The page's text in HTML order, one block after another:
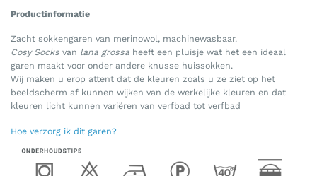
Productinformatie
Zacht sokkengaren van merinowol, machinewasbaar.
Cosy Socks van lana grossa heeft een pluisje wat het een ideaal
garen maakt voor onder andere knusse huissokken.
Wij maken u erop attent dat de kleuren zoals u ze ziet op het
beeldscherm af kunnen wijken van de werkelijke kleuren en dat
kleuren licht kunnen variëren van verfbad tot verfbad
Hoe verzorg ik dit garen?